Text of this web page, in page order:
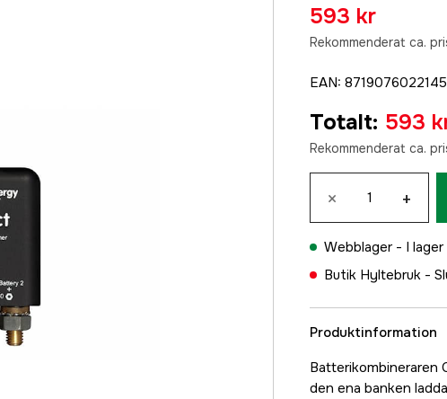
593 kr
Rekommenderat ca.
EAN: 8719076022145
Totalt: 593
Rekommenderat ca.
× +
Webblager - I lager
Butik Hyltebruk -
Produktinformation
Batterikombineraren
den ena banken